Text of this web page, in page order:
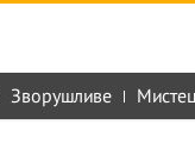
Зворушливе